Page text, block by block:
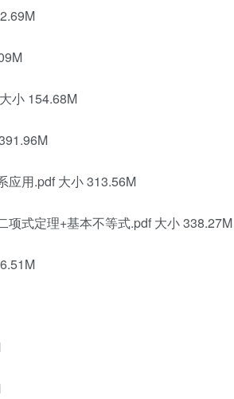
小 154.68M
用.pdf 大小 313.56M
式定理+基本不等式.pdf 大小 338.27M